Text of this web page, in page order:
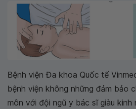
Bệnh viện Đa khoa Quốc tế
bệnh viện không những đảm bảo
môn với đội ngũ y bác sĩ giàu kinh